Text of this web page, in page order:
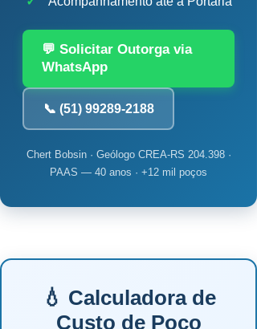
💬 Solicitar Outorga via
WhatsApp
📞 (51) 99289-2188
Chert Bobsin · Geólogo CREA-RS 204.398 ·
PAAS — 40 anos · +12 mil poços
💧 Calculadora de
Custo de Poço